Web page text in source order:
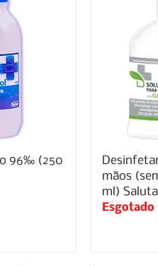
96‰ (250
mãos
ml)
Esgotado